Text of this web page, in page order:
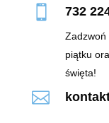
 732
Zadzwoń
piątku
święta!
